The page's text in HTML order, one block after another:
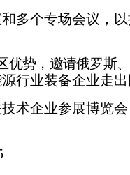
多个专场会议，
优势，邀请俄罗斯
行业装备企业走出
术企业参展博览